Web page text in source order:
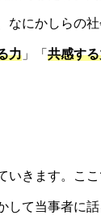
なにかしらの
力 」「 共感す
きます。ここ
して当事者に